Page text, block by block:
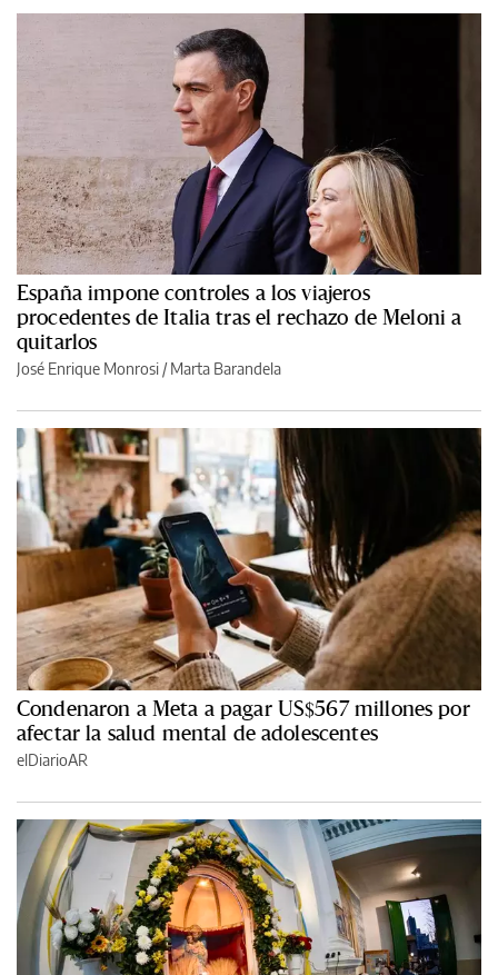
España impone controles a los viajeros
procedentes de Italia tras el rechazo de Meloni a
quitarlos
José Enrique Monrosi / Marta Barandela
Condenaron a Meta a pagar US$567 millones por
afectar la salud mental de adolescentes
elDiarioAR